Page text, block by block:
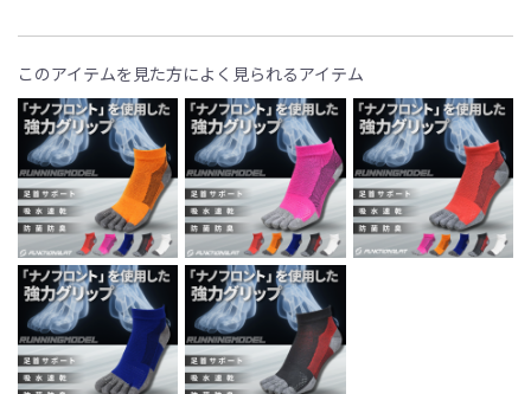
このアイテムを見た方によく見られるアイテム